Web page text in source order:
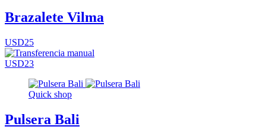
Brazalete Vilma
USD25
USD23
Quick shop
Pulsera Bali